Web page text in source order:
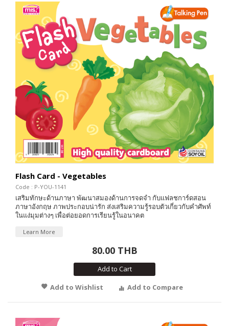
Flash Card - Vegetables
Code : P-YOU-1141
เสริมทักษะด้านภาษา พัฒนาสมองด้านการจดจำ กับแฟลชการ์ดสอน
ภาษาอังกฤษ ภาพประกอบน่ารัก ส่งเสริมความรู้รอบตัวเกี่ยวกับคำศัพท์
ในแง่มุมต่างๆ เพื่อต่อยอดการเรียนรู้ในอนาคต
Learn More
80.00 THB
Add to Cart
Add to Wishlist
Add to Compare